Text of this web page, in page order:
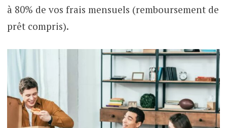
à 80% de vos frais mensuels (remboursement de
prêt compris).